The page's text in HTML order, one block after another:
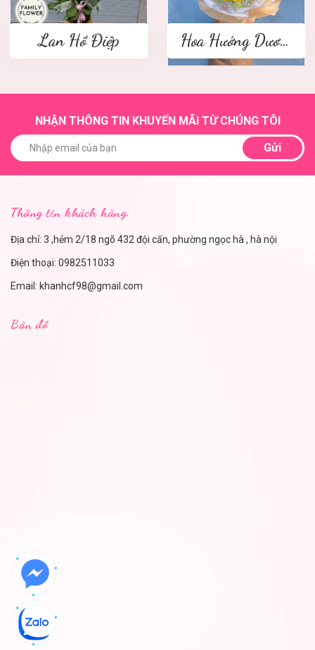
Lan Hồ Điệp Hoa Hướng Dương
NHẬN THÔNG TIN KHUYẾN MÃI TỪ CHÚNG TÔI
Gửi
Thông tin khách hàng.
Địa chỉ: 3 ,hẻm 2/18 ngõ 432 đội cấn, phường ngọc hà , hà nội
Điện thoại: 0982511033
Email: khanhcf98@gmail.com
Bản đồ